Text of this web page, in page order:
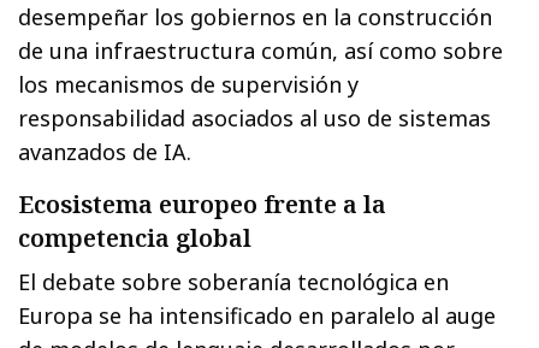
desempeñar los gobiernos en la construcción
de una infraestructura común, así como sobre
los mecanismos de supervisión y
responsabilidad asociados al uso de sistemas
avanzados de IA.
Ecosistema europeo frente a la
competencia global
El debate sobre soberanía tecnológica en
Europa se ha intensificado en paralelo al auge